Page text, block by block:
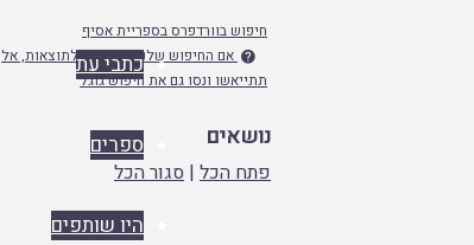
כתבי עת
ספרים
היו שותפים
חיפוש בוורדפרס בספריית אסיף
 אם החיפוש שלנו לא מפנה לתוצאות, אל
תתייאשו ונסו גם את חיפוש גוגל
נושאים
פתח הכל | סגור הכל